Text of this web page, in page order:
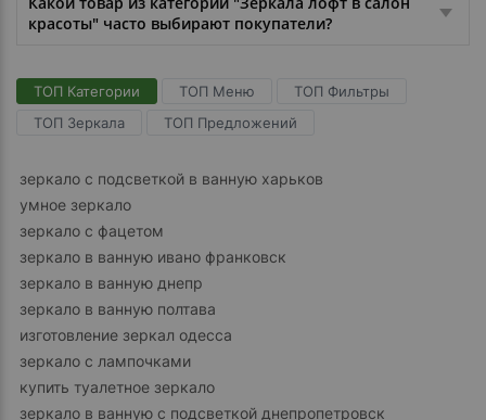
красоты" часто выбирают покупатели?
ТОП Категории ТОП Меню
ТОП Фильтры
ТОП Зеркала
ТОП Предложений
зеркало с подсветкой в ванную харьков
умное зеркало
зеркало с фацетом
зеркало в ванную ивано франковск
зеркало в ванную днепр
зеркало в ванную полтава
изготовление зеркал одесса
зеркало с лампочками
купить туалетное зеркало
зеркало в ванную с подсветкой днепропетровск